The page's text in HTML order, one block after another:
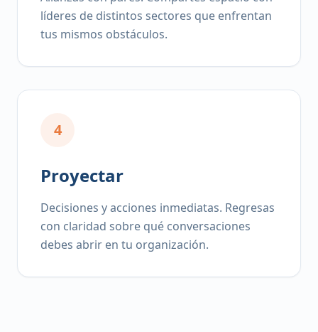
líderes de distintos sectores que enfrentan
tus mismos obstáculos.
4
Proyectar
Decisiones y acciones inmediatas. Regresas
con claridad sobre qué conversaciones
debes abrir en tu organización.